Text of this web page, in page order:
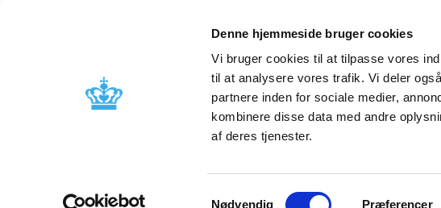
Denne hjemmeside bruger cookies
Vi bruger cookies til at tilpasse vores
til at analysere vores trafik. Vi deler
partnere inden for sociale medier,
kombinere disse data med andre
af deres tjenester.
Samtykkevalg
Nødvendig Præferencer
Godkendelse og
Bivirkninger og
produktinformation